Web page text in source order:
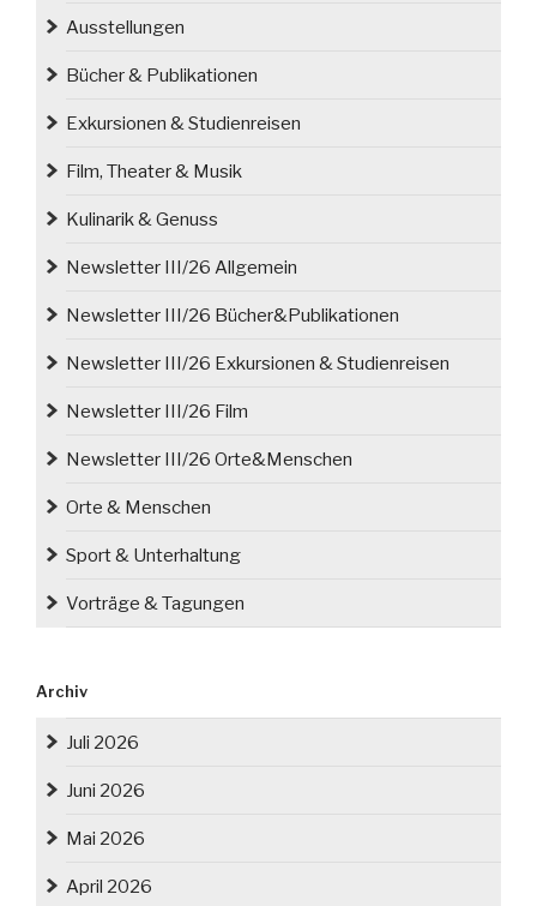
Ausstellungen
Bücher & Publikationen
Exkursionen & Studienreisen
Film, Theater & Musik
Kulinarik & Genuss
Newsletter III/26 Allgemein
Newsletter III/26 Bücher&Publikationen
Newsletter III/26 Exkursionen & Studienreisen
Newsletter III/26 Film
Newsletter III/26 Orte&Menschen
Orte & Menschen
Sport & Unterhaltung
Vorträge & Tagungen
Archiv
Juli 2026
Juni 2026
Mai 2026
April 2026